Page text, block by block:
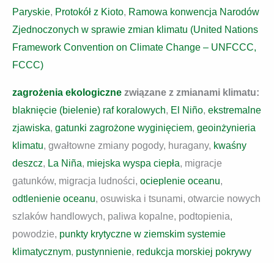
Paryskie, Protokół z Kioto, Ramowa konwencja Narodów
Zjednoczonych w sprawie zmian klimatu (United Nations
Framework Convention on Climate Change – UNFCCC,
FCCC)
zagrożenia ekologiczne związane z zmianami klimatu:
blaknięcie (bielenie) raf koralowych, El Niño, ekstremalne
zjawiska, gatunki zagrożone wyginięciem, geoinżynieria
klimatu, gwałtowne zmiany pogody, huragany, kwaśny
deszcz, La Niña, miejska wyspa ciepła, migracje
gatunków, migracja ludności, ocieplenie oceanu,
odtlenienie oceanu, osuwiska i tsunami, otwarcie nowych
szlaków handlowych, paliwa kopalne, podtopienia,
powodzie, punkty krytyczne w ziemskim systemie
klimatycznym, pustynnienie, redukcja morskiej pokrywy